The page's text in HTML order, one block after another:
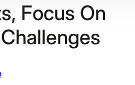
Focus On